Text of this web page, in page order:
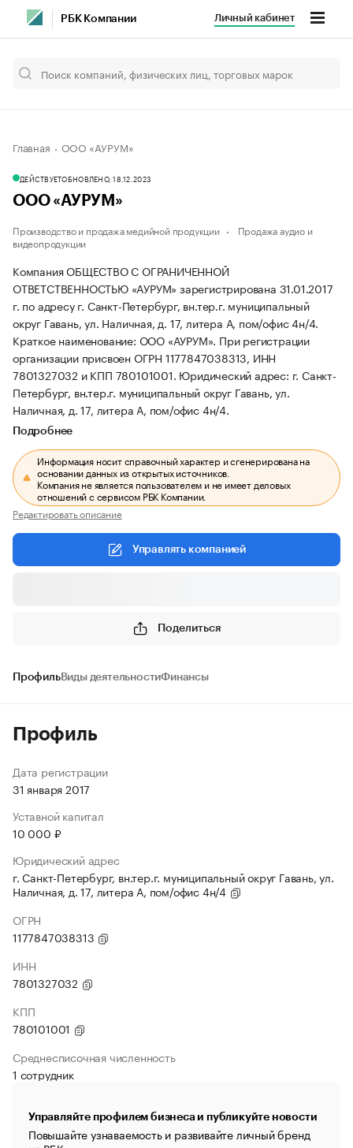
РБК Компании Личный кабинет
Главная ООО «АУРУМ»
ДЕЙСТВУЕТОБНОВЛЕНО, 18.12.2023
ООО «АУРУМ»
Производство и продажа медийной продукции
Продажа аудио и
видеопродукции
Компания ОБЩЕСТВО С ОГРАНИЧЕННОЙ
ОТВЕТСТВЕННОСТЬЮ «АУРУМ» зарегистрирована 31.01.2017
г. по адресу г. Санкт-Петербург, вн.тер.г. муниципальный
округ Гавань, ул. Наличная, д. 17, литера А, пом/офис 4н/4.
Краткое наименование: ООО «АУРУМ». При регистрации
организации присвоен ОГРН 1177847038313, ИНН
7801327032 и КПП 780101001. Юридический адрес: г. Санкт-
Петербург, вн.тер.г. муниципальный округ Гавань, ул.
Наличная, д. 17, литера А, пом/офис 4н/4.
Подробнее
Информация носит справочный характер и сгенерирована на
основании данных из открытых источников.
Компания не является пользователем и не имеет деловых
отношений с сервисом РБК Компании.
Редактировать описание
Управлять компанией
Поделиться
ПрофильВиды деятельностиФинансы
Профиль
Дата регистрации
31 января 2017
Уставной капитал
10 000 ₽
Юридический адрес
г. Санкт-Петербург, вн.тер.г. муниципальный округ Гавань, ул.
Наличная, д. 17, литера А, пом/офис 4н/4
ОГРН
1177847038313
ИНН
7801327032
КПП
780101001
Среднесписочная численность
1 сотрудник
Управляйте профилем бизнеса и публикуйте новости
Повышайте узнаваемость и развивайте личный бренд